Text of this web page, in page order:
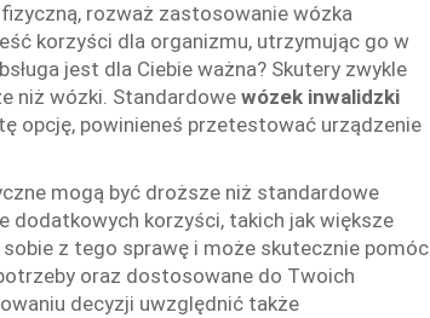
rozważ zastosowanie wózka
korzyści dla organizmu, utrzymując go w
jest dla Ciebie ważna? Skutery zwykle
niż wózki. Standardowe wózek inwalidzki
opcję, powinieneś przetestować urządzenie
mogą być droższe niż standardowe
dodatkowych korzyści, takich jak większe
z tego sprawę i może skutecznie pomóc
oraz dostosowane do Twoich
decyzji uwzględnić także